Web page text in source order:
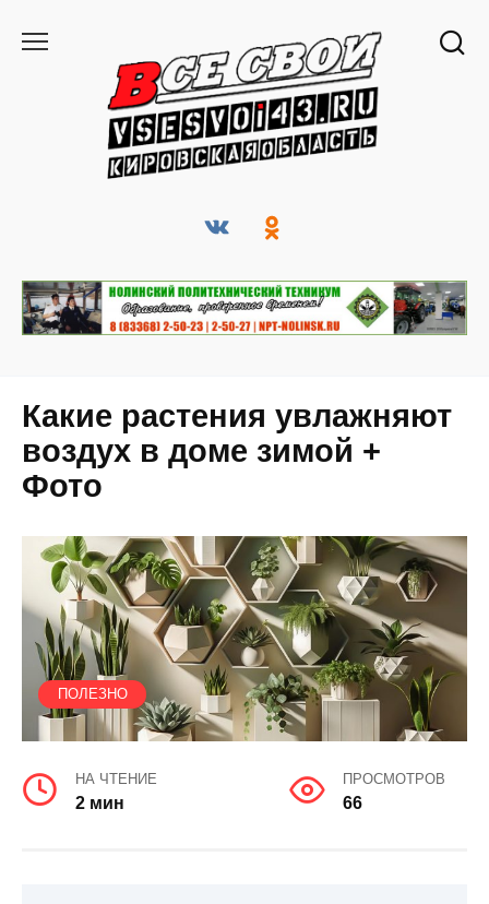
Какие растения увлажняют
воздух в доме зимой +
Фото
ПОЛЕЗНО
НА ЧТЕНИЕ
2 мин
ПРОСМОТРОВ
66